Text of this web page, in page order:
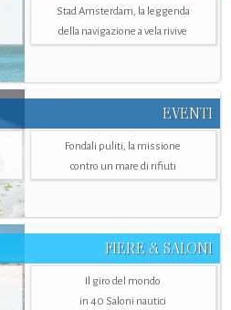
Stad Amsterdam, la leggenda
della navigazione a vela rivive
EVENTI
Fondali puliti, la missione
contro un mare di rifiuti
FIERE & SALONI
Il giro del mondo
in 40 Saloni nautici